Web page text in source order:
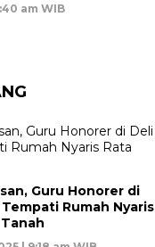
am WIB
Guru Honorer di
Rumah Nyaris